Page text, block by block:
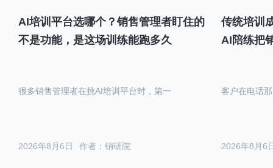
AI培训平台选哪个？销售管理者盯住的
不是功能，是这场训练能跑多久
作者：销研院
2026年8月6日
很多销售管理者在挑AI培训平台时，第一
传统培训
AI陪练把
2026年8月6
客户在电话